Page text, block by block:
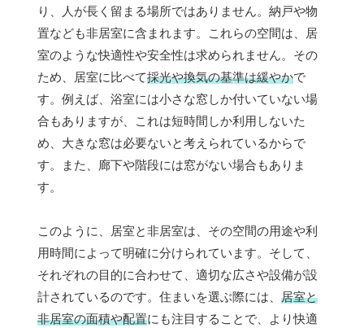
り、人が長く留まる場所ではありません。納戸や物
置なども非居室に含まれます。これらの空間は、居
室のような快適性や安全性は求められません。その
ため、居室に比べて採光や換気の基準は緩やかで
す。例えば、浴室には小さな窓しか付いていない場
合もありますが、これは短時間しか利用しないた
め、大きな窓は必要ないと考えられているからで
す。また、廊下や階段には窓がない場合もありま
す。
このように、居室と非居室は、その空間の用途や利
用時間によって明確に分けられています。そして、
それぞれの目的に合わせて、適切な広さや設備が設
計されているのです。住まいを選ぶ際には、 居室と
非居室の面積や配置にも注目することで、より快適